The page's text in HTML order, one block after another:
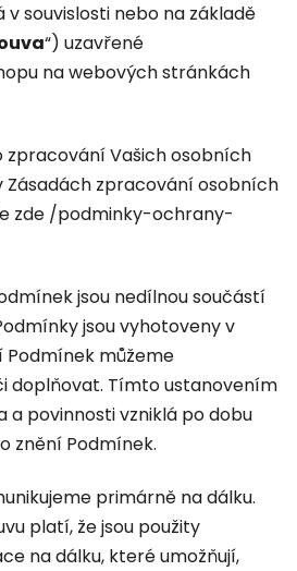
souvislosti nebo na základě
“) uzavřené
na webových stránkách
zpracování Vašich osobních
Zásadách zpracování osobních
zde /podminky-ochrany-
jsou nedílnou součástí
jsou vyhotoveny v
Podmínek můžeme
doplňovat. Tímto ustanovením
a povinnosti vzniklá po dobu
znění Podmínek.
primárně na dálku.
platí, že jsou použity
na dálku, které umožňují,